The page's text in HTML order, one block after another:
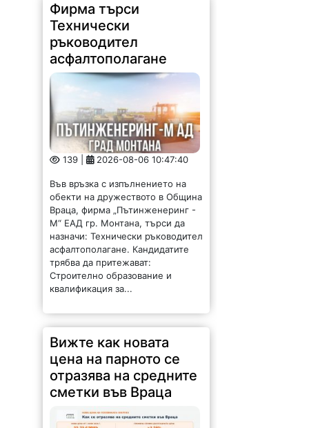
Фирма търси
Технически
ръководител
асфалтополагане
139 | 2026-08-06 10:47:40
Във връзка с изпълнението на
обекти на дружеството в Община
Враца, фирма „Пътинженеринг -
М“ ЕАД гр. Монтана, търси да
назначи: Технически ръководител
асфалтополагане. Кандидатите
трябва да притежават:
Строително образование и
квалификация за...
Вижте как новата
цена на парното се
отразява на средните
сметки във Враца